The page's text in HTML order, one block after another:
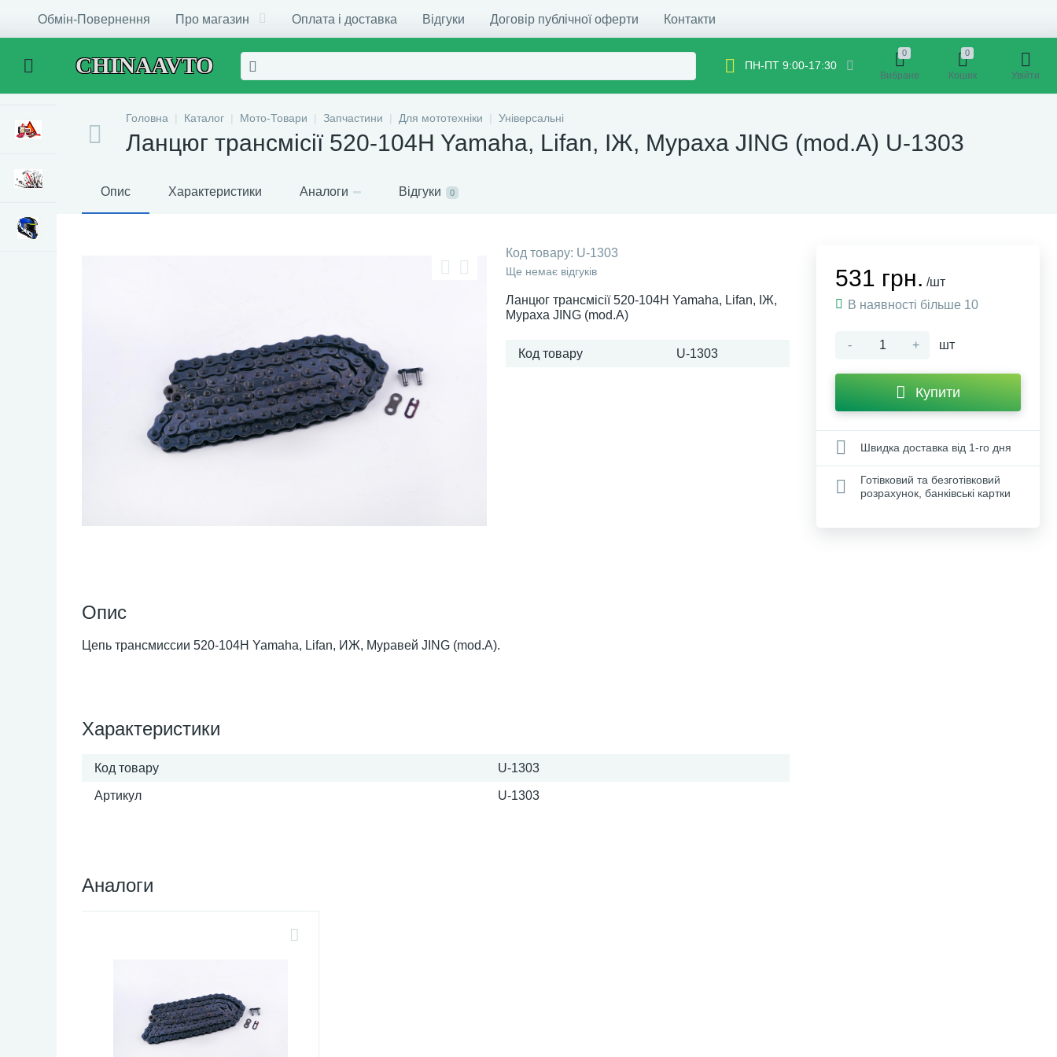
Обмін-Повернення Про магазин Оплата і доставка Відгуки Договір публічної оферти Контакти
CHINAAVTO ПН-ПТ 9:00-17:30
0
Вибране
0
Кошик Увійти
Головна Каталог Мото-Товари Запчастини Для мототехніки Універсальні
Ланцюг трансмісії 520-104H Yamaha, Lifan, ІЖ, Мураха JING (mod.A) U-1303
Опис Характеристики Аналоги Відгуки 0
Код товару: U-1303
Ще немає відгуків
Ланцюг трансмісії 520-104H Yamaha, Lifan, ІЖ,
Мураха JING (mod.A)
Код товару U-1303
Опис
Цепь трансмиссии 520-104H Yamaha, Lifan, ИЖ, Муравей JING (mod.A).
Характеристики
Код товару U-1303
Артикул U-1303
531 грн. /шт
В наявності більше 10
- + шт
Купити
Швидка доставка від 1-го дня
Готівковий та безготівковий
розрахунок, банківські картки
Аналоги